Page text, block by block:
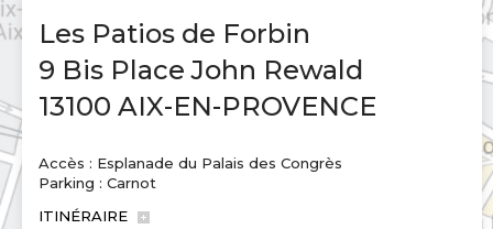
Les Patios de Forbin
9 Bis Place John Rewald
13100 AIX-EN-PROVENCE
Accès : Esplanade du Palais des Congrès
Parking : Carnot
ITINÉRAIRE